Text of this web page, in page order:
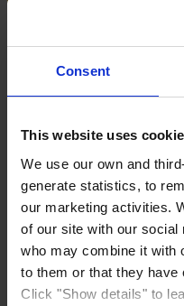
Consent
This website uses
We use our own and
generate statistics, to
our marketing activities.
of our site with our
who may combine it with
to them or that they
Click "Show details" to
Sweden